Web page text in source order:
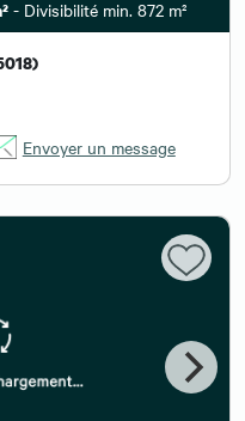
- Divisibilité min. 872 m²
Envoyer un message